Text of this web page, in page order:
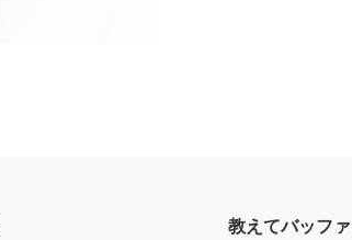
教えてバッフ